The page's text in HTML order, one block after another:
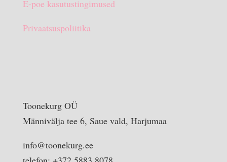
E-poe kasutustingimused
Privaatsuspoliitika
Toonekurg OÜ
Männivälja tee 6, Saue vald, Harjumaa
info@toonekurg.ee